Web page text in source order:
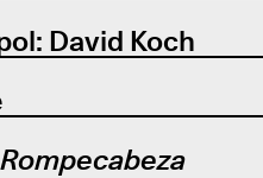
David Koch
Rompecabeza